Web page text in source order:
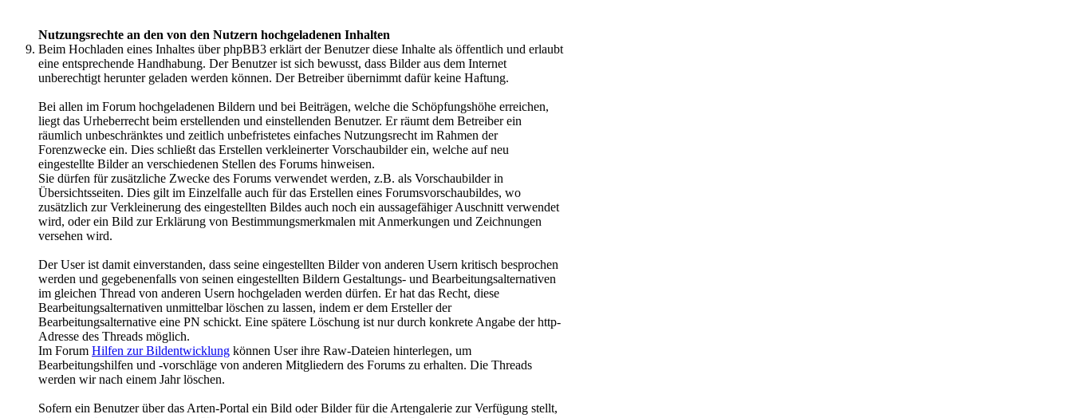
Nutzungsrechte an den von den Nutzern hochgeladenen Inhalten
Beim Hochladen eines Inhaltes über phpBB3 erklärt der Benutzer diese Inhalte als öffentlich und erlaubt
eine entsprechende Handhabung. Der Benutzer ist sich bewusst, dass Bilder aus dem Internet
unberechtigt herunter geladen werden können. Der Betreiber übernimmt dafür keine Haftung.
Bei allen im Forum hochgeladenen Bildern und bei Beiträgen, welche die Schöpfungshöhe erreichen,
liegt das Urheberrecht beim erstellenden und einstellenden Benutzer. Er räumt dem Betreiber ein
räumlich unbeschränktes und zeitlich unbefristetes einfaches Nutzungsrecht im Rahmen der
Forenzwecke ein. Dies schließt das Erstellen verkleinerter Vorschaubilder ein, welche auf neu
eingestellte Bilder an verschiedenen Stellen des Forums hinweisen.
Sie dürfen für zusätzliche Zwecke des Forums verwendet werden, z.B. als Vorschaubilder in
Übersichtsseiten. Dies gilt im Einzelfalle auch für das Erstellen eines Forumsvorschaubildes, wo
zusätzlich zur Verkleinerung des eingestellten Bildes auch noch ein aussagefähiger Auschnitt verwendet
wird, oder ein Bild zur Erklärung von Bestimmungsmerkmalen mit Anmerkungen und Zeichnungen
versehen wird.
Der User ist damit einverstanden, dass seine eingestellten Bilder von anderen Usern kritisch besprochen
werden und gegebenenfalls von seinen eingestellten Bildern Gestaltungs- und Bearbeitungsalternativen
im gleichen Thread von anderen Usern hochgeladen werden dürfen. Er hat das Recht, diese
Bearbeitungsalternativen unmittelbar löschen zu lassen, indem er dem Ersteller der
Bearbeitungsalternative eine PN schickt. Eine spätere Löschung ist nur durch konkrete Angabe der http-
Adresse des Threads möglich.
Im Forum Hilfen zur Bildentwicklung können User ihre Raw-Dateien hinterlegen, um
Bearbeitungshilfen und -vorschläge von anderen Mitgliedern des Forums zu erhalten. Die Threads
werden wir nach einem Jahr löschen.
Sofern ein Benutzer über das Arten-Portal ein Bild oder Bilder für die Artengalerie zur Verfügung stellt,